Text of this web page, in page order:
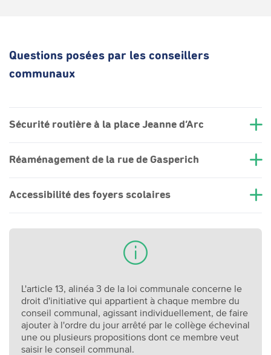
Questions posées par les conseillers
communaux
Sécurité routière à la place Jeanne d’Arc
Réaménagement de la rue de Gasperich
Accessibilité des foyers scolaires
L'article 13, alinéa 3 de la loi communale concerne le
droit d'initiative qui appartient à chaque membre du
conseil communal, agissant individuellement, de faire
ajouter à l'ordre du jour arrêté par le collège échevinal
une ou plusieurs propositions dont ce membre veut
saisir le conseil communal.